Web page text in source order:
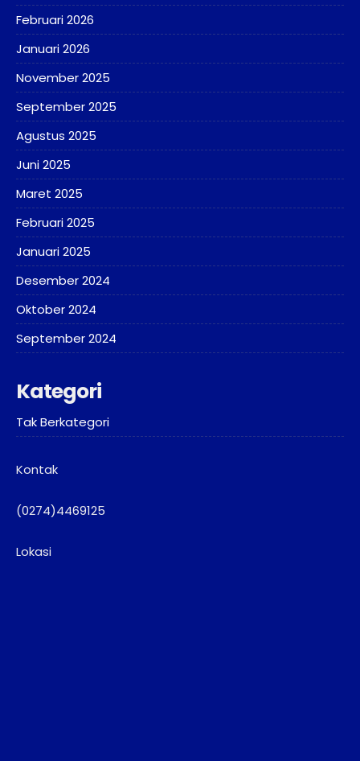
Februari 2026
Januari 2026
November 2025
September 2025
Agustus 2025
Juni 2025
Maret 2025
Februari 2025
Januari 2025
Desember 2024
Oktober 2024
September 2024
Kategori
Tak Berkategori
Kontak
(0274)4469125
Lokasi